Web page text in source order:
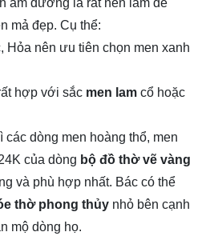
âm dương là rất nên làm để
mả đẹp. Cụ thể:
Hỏa nên ưu tiên chọn men xanh
hợp với sắc men lam cổ hoặc
dòng men hoàng thổ, men
của dòng bộ đồ thờ vẽ vàng
và phù hợp nhất. Bác có thể
thờ phong thủy nhỏ bên cạnh
mộ dòng họ.